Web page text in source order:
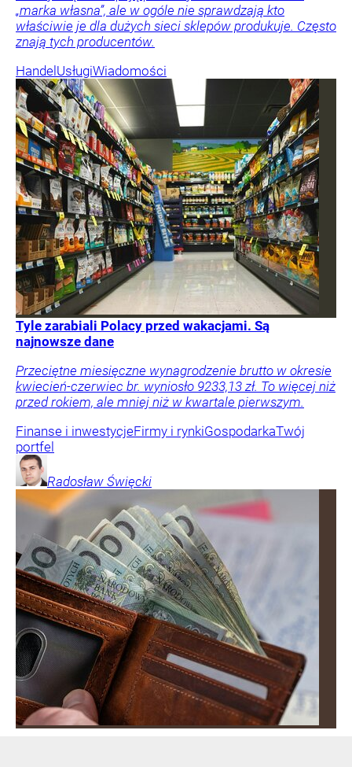
„marka własna”, ale w ogóle nie sprawdzają kto
właściwie je dla dużych sieci sklepów produkuje. Często
znają tych producentów.
Handel UsługiWiadomości
Tyle zarabiali Polacy przed wakacjami. Są
najnowsze dane
Przeciętne miesięczne wynagrodzenie brutto w okresie
kwiecień-czerwiec br. wyniosło 9233,13 zł. To więcej niż
przed rokiem, ale mniej niż w kwartale pierwszym.
Finanse i inwestycjeFirmy i rynkiGospodarkaTwój
portfel
Radosław Święcki